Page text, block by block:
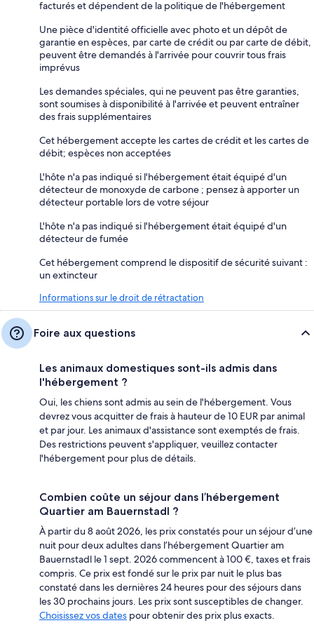
facturés et dépendent de la politique de l'hébergement
Une pièce d'identité officielle avec photo et un dépôt de
garantie en espèces, par carte de crédit ou par carte de débit,
peuvent être demandés à l'arrivée pour couvrir tous frais
imprévus
Les demandes spéciales, qui ne peuvent pas être garanties,
sont soumises à disponibilité à l'arrivée et peuvent entraîner
des frais supplémentaires
Cet hébergement accepte les cartes de crédit et les cartes de
débit; espèces non acceptées
L'hôte n'a pas indiqué si l'hébergement était équipé d'un
détecteur de monoxyde de carbone ; pensez à apporter un
détecteur portable lors de votre séjour
L'hôte n'a pas indiqué si l'hébergement était équipé d'un
détecteur de fumée
Cet hébergement comprend le dispositif de sécurité suivant :
un extincteur
Informations sur le droit de rétractation
Foire aux questions
Les animaux domestiques sont-ils admis dans
l'hébergement ?
Oui, les chiens sont admis au sein de l'hébergement. Vous
devrez vous acquitter de frais à hauteur de 10 EUR par animal
et par jour. Les animaux d'assistance sont exemptés de frais.
Des restrictions peuvent s'appliquer, veuillez contacter
l'hébergement pour plus de détails.
Combien coûte un séjour dans l’hébergement
Quartier am Bauernstadl ?
À partir du 8 août 2026, les prix constatés pour un séjour d’une
nuit pour deux adultes dans l’hébergement Quartier am
Bauernstadl le 1 sept. 2026 commencent à 100 €, taxes et frais
compris. Ce prix est fondé sur le prix par nuit le plus bas
constaté dans les dernières 24 heures pour des séjours dans
les 30 prochains jours. Les prix sont susceptibles de changer.
Choisissez vos dates pour obtenir des prix plus exacts.